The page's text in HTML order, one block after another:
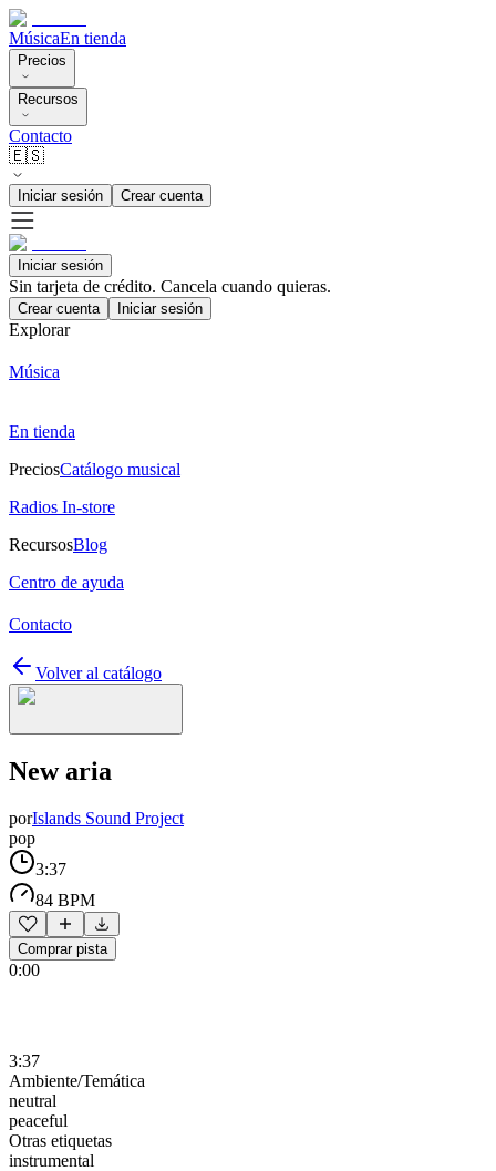
MúsicaEn tienda
Precios
Recursos
Contacto
🇪🇸
Iniciar sesión Crear cuenta
Iniciar sesión
Sin tarjeta de crédito. Cancela cuando quieras.
Crear cuenta Iniciar sesión
Explorar
Música
En tienda
PreciosCatálogo musical
Radios In-store
RecursosBlog
Centro de ayuda
Contacto
Volver al catálogo
New aria
porIslands Sound Project
pop
3:37
84 BPM
Comprar pista
0:00
3:37
Ambiente/Temática
neutral
peaceful
Otras etiquetas
instrumental